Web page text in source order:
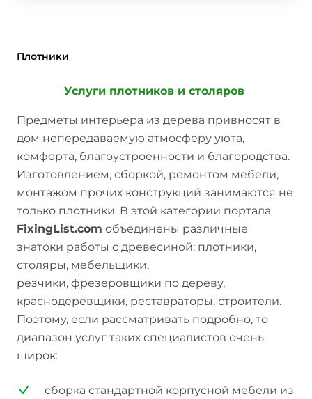
Плотники
Услуги плотников и столяров
Предметы интерьера из дерева привносят в
дом непередаваемую атмосферу уюта,
комфорта, благоустроенности и благородства.
Изготовлением, сборкой, ремонтом мебели,
монтажом прочих конструкций занимаются не
только плотники. В этой категории портала
FixingList.com объединены различные
знатоки работы с древесиной: плотники,
столяры, мебельщики,
резчики, фрезеровщики по дереву,
краснодеревщики, реставраторы, строители.
Поэтому, если рассматривать подробно, то
диапазон услуг таких специалистов очень
широк:
сборка стандартной корпусной мебели из